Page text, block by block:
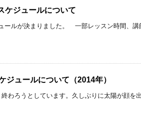
ジュールについて
ールが決まりました。 一部レッスン時間、講
ジュールについて（2014年）
わろうとしています。久しぶりに太陽が顔を